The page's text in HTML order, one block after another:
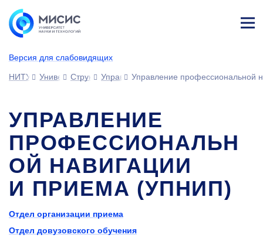
Версия для слабовидящих
ине
НИТУ МИСИСУниверситетСтруктура университета
УправленияУправление профессиональной
УПРАВЛЕНИЕ
ПРОФЕССИОНАЛЬН
ОЙ НАВИГАЦИИ
И ПРИЕМА (УПНИП)
Отдел организации приема
Отдел довузовского обучения